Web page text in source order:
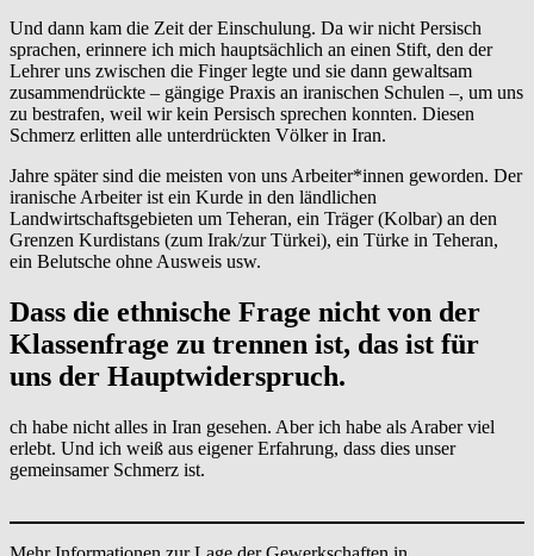
Und dann kam die Zeit der Einschulung. Da wir nicht Persisch
sprachen, erinnere ich mich hauptsächlich an einen Stift, den der
Lehrer uns zwischen die Finger legte und sie dann gewaltsam
zusammendrückte – gängige Praxis an iranischen Schulen –, um uns
zu bestrafen, weil wir kein Persisch sprechen konnten. Diesen
Schmerz erlitten alle unterdrückten Völker in Iran.
Jahre später sind die meisten von uns Arbeiter*innen geworden. Der
iranische Arbeiter ist ein Kurde in den ländlichen
Landwirtschaftsgebieten um Teheran, ein Träger (Kolbar) an den
Grenzen Kurdistans (zum Irak/zur Türkei), ein Türke in Teheran,
ein Belutsche ohne Ausweis usw.
Dass die ethnische Frage nicht von der
Klassenfrage zu trennen ist, das ist für
uns der Hauptwiderspruch.
ch habe nicht alles in Iran gesehen. Aber ich habe als Araber viel
erlebt. Und ich weiß aus eigener Erfahrung, dass dies unser
gemeinsamer Schmerz ist.